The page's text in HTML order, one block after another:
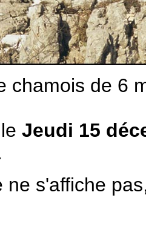
chamois de 6
Jeudi 15
ne s'affiche